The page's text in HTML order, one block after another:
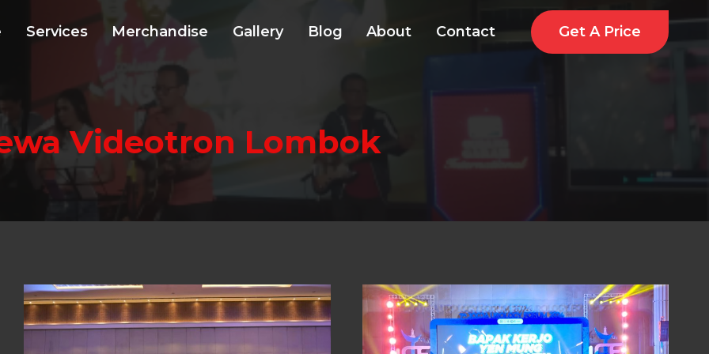
Services Merchandise Gallery Blog About Contact Get A Price
Videotron Lombok